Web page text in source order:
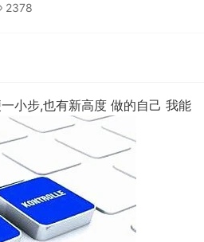
2378
小步,也有新高度 做的自己 我能